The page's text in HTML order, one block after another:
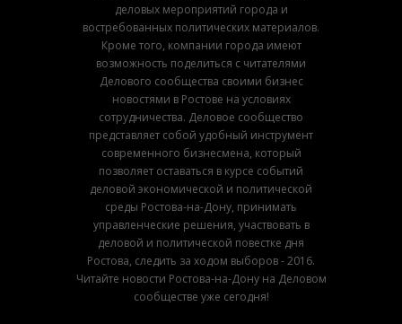
деловых мероприятий города и
востребованных политических материалов.
Кроме того, компании города имеют
возможность поделиться с читателями
Делового сообщества своими бизнес
новостями в Ростове на условиях
сотрудничества. Деловое сообщество
представляет собой удобный инструмент
современного бизнесмена, который
позволяет оставаться в курсе событий
деловой экономической и политической
среды Ростова-на-Дону, принимать
управленческие решения, участвовать в
деловой и политической повестке дня
Ростова, следить за ходом выборов - 2016.
Читайте новости Ростова-на-Дону на Деловом
сообществе уже сегодня!